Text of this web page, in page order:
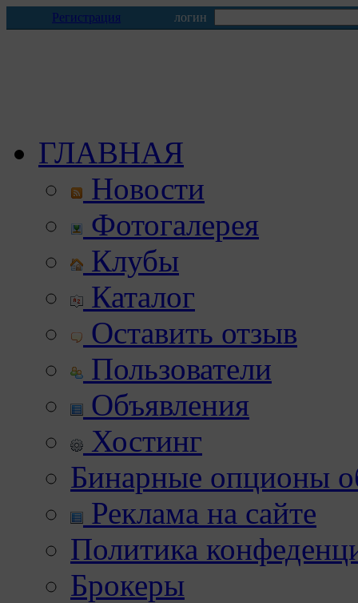
Регистрация логин
ГЛАВНАЯ
Новости
Фотогалерея
Клубы
Каталог
Оставить отзыв
Пользователи
Объявления
Хостинг
Бинарные опционы
Реклама на сайте
Политика
Брокеры